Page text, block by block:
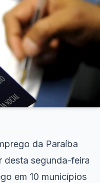
da Paraíba
desta segunda-feira
em 10 municípios